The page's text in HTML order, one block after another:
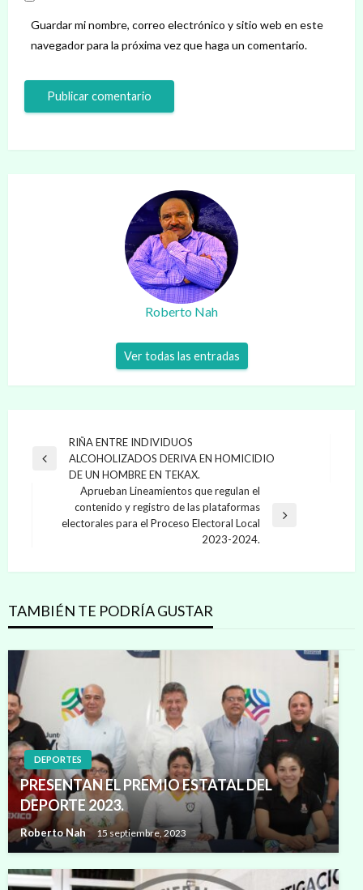
Guardar mi nombre, correo electrónico y sitio web en este
navegador para la próxima vez que haga un comentario.
Roberto Nah
Ver todas las entradas
Navegación
de
entradas
Entrada
anterior
RIÑA ENTRE INDIVIDUOS
ALCOHOLIZADOS DERIVA EN HOMICIDIO
DE UN HOMBRE EN TEKAX.
Entrada
Aprueban Lineamientos que regulan el
contenido y registro de las plataformas
electorales para el Proceso Electoral Local
2023-2024.
TAMBIÉN TE PODRÍA GUSTAR
DEPORTES
PRESENTAN EL PREMIO ESTATAL DEL
DEPORTE 2023.
Roberto Nah 15 septiembre, 2023